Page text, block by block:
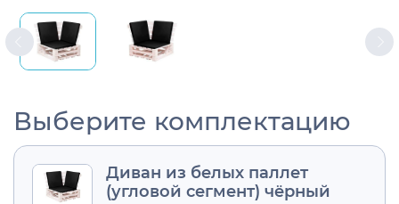
Выберите комплектацию
Диван из белых паллет
(угловой сегмент) чёрный